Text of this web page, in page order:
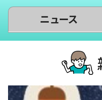
ニュース